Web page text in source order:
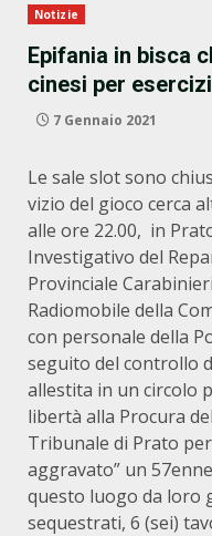
Notizie
Epifania in bisca
cinesi per
7 Gennaio 2021
Le sale slot sono
vizio del gioco cerca
alle ore 22.00, in
Investigativo del
Provinciale
Radiomobile della
con personale della
seguito del controllo
allestita in un circolo
libertà alla Procura
Tribunale di Prato per
aggravato” un
questo luogo da loro
sequestrati, 6 (sei)